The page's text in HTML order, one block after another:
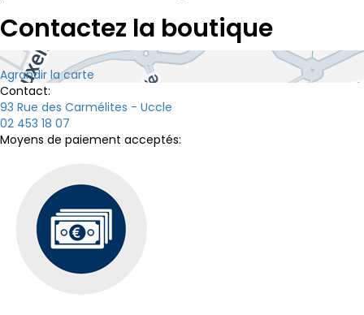
Contactez la boutique
Agrandir la carte
Contact:
93 Rue des Carmélites - Uccle
02 453 18 07
Moyens de paiement acceptés: